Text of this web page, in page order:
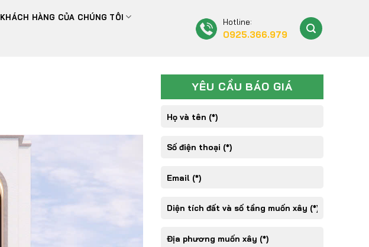
KHÁCH HÀNG CỦA CHÚNG TÔI Hotline:
0925.366.979
YÊU CẦU BÁO GIÁ